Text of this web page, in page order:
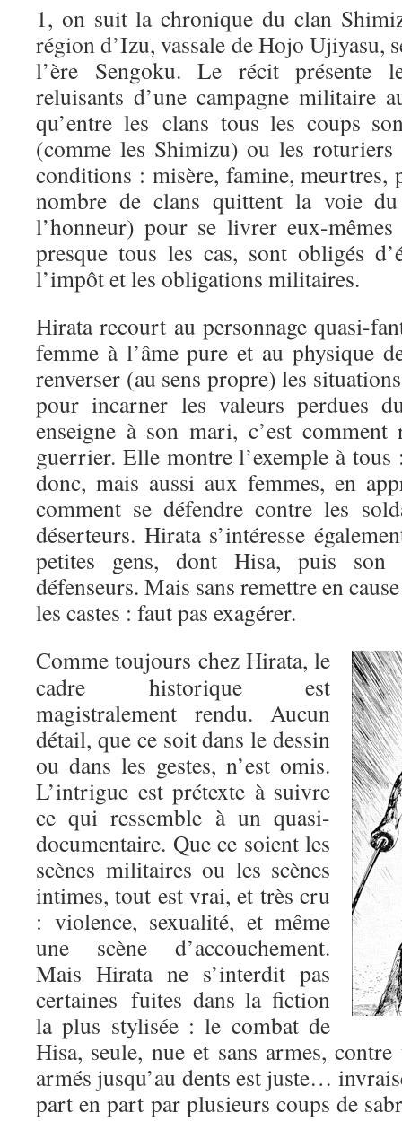
1, on suit la chronique du clan
région d’Izu, vassale de Hojo Ujiyasu,
l’ère Sengoku. Le récit présente
reluisants d’une campagne militaire
qu’entre les clans tous les coups
(comme les Shimizu) ou les
conditions : misère, famine, meurtres,
nombre de clans quittent la voie
l’honneur) pour se livrer eux-
presque tous les cas, sont obligés
l’impôt et les obligations militaires.
Hirata recourt au personnage quasi-
femme à l’âme pure et au physique
renverser (au sens propre) les
pour incarner les valeurs perdues
enseigne à son mari, c’est
guerrier. Elle montre l’exemple à
donc, mais aussi aux femmes, en
comment se défendre contre les
déserteurs. Hirata s’intéresse
petites gens, dont Hisa, puis son
défenseurs. Mais sans remettre en
les castes : faut pas exagérer.
Comme toujours chez Hirata, le
cadre historique est
magistralement rendu. Aucun
détail, que ce soit dans le dessin
ou dans les gestes, n’est omis.
L’intrigue est prétexte à suivre
ce qui ressemble à un quasi-
documentaire. Que ce soient les
scènes militaires ou les scènes
intimes, tout est vrai, et très cru
: violence, sexualité, et même
une scène d’accouchement.
Mais Hirata ne s’interdit pas
certaines fuites dans la fiction
la plus stylisée : le combat de
Hisa, seule, nue et sans armes,
armés jusqu’au dents est juste…
part en part par plusieurs coups de